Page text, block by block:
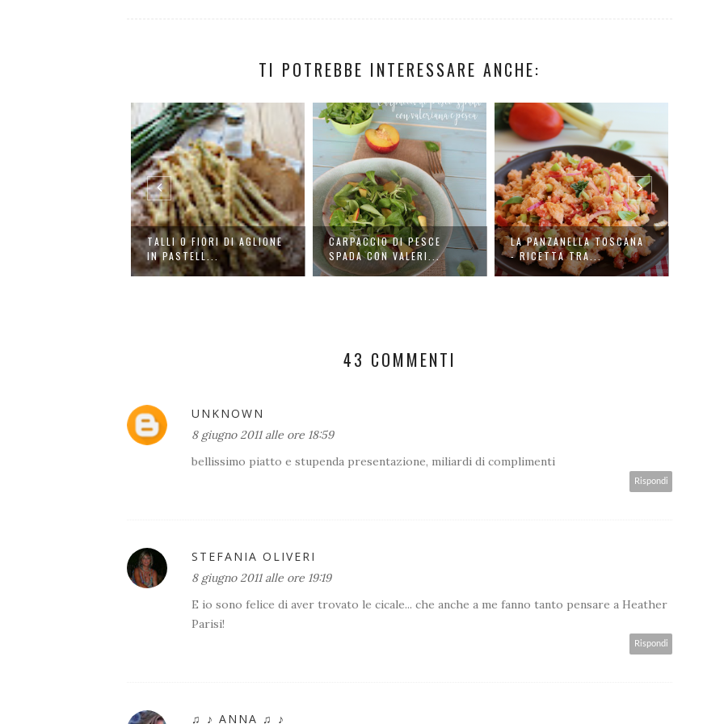
TI POTREBBE INTERESSARE ANCHE:
TALLI O FIORI DI AGLIONE
IN PASTELL...
CARPACCIO DI PESCE
SPADA CON VALERI...
LA PANZANELLA TOSCANA
- RICETTA TRA...
43 COMMENTI
UNKNOWN
8 giugno 2011 alle ore 18:59
bellissimo piatto e stupenda presentazione, miliardi di complimenti
Rispondi
STEFANIA OLIVERI
8 giugno 2011 alle ore 19:19
E io sono felice di aver trovato le cicale... che anche a me fanno tanto pensare a Heather
Parisi!
Rispondi
♫ ♪ ANNA ♫ ♪